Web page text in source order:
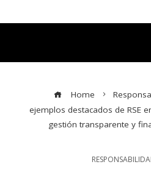
Home
ejemplos destacados de RSE
gestión transparente y